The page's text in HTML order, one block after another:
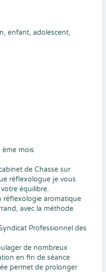
enfant, adolescent,
ème mois
de Chasse sur
réflexologue je vous
équilibre.
réflexologie aromatique
avec la méthode
Professionnel des
de nombreux
en fin de séance
permet de prolonger